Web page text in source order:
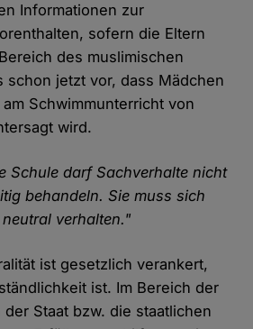
Informationen zur
sofern die Eltern
des muslimischen
schon jetzt vor, dass Mädchen
Schwimmunterricht von
wird.
Schule darf Sachverhalte nicht
behandeln. Sie muss sich
verhalten."
ist gesetzlich verankert,
ist. Im Bereich der
Staat bzw. die staatlichen